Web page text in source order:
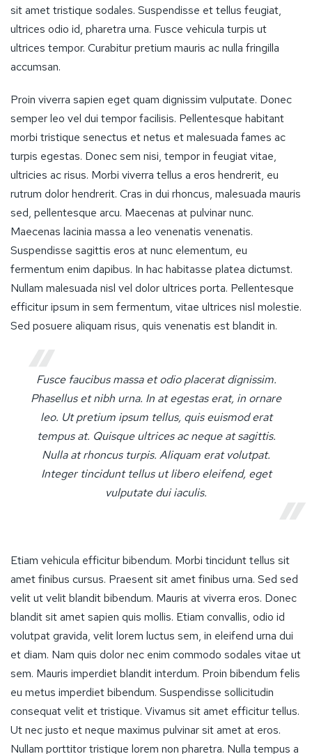
sit amet tristique sodales. Suspendisse et tellus feugiat,
ultrices odio id, pharetra urna. Fusce vehicula turpis ut
ultrices tempor. Curabitur pretium mauris ac nulla fringilla
accumsan.
Proin viverra sapien eget quam dignissim vulputate. Donec
semper leo vel dui tempor facilisis. Pellentesque habitant
morbi tristique senectus et netus et malesuada fames ac
turpis egestas. Donec sem nisi, tempor in feugiat vitae,
ultricies ac risus. Morbi viverra tellus a eros hendrerit, eu
rutrum dolor hendrerit. Cras in dui rhoncus, malesuada mauris
sed, pellentesque arcu. Maecenas at pulvinar nunc.
Maecenas lacinia massa a leo venenatis venenatis.
Suspendisse sagittis eros at nunc elementum, eu
fermentum enim dapibus. In hac habitasse platea dictumst.
Nullam malesuada nisl vel dolor ultrices porta. Pellentesque
efficitur ipsum in sem fermentum, vitae ultrices nisl molestie.
Sed posuere aliquam risus, quis venenatis est blandit in.
Fusce faucibus massa et odio placerat dignissim.
Phasellus et nibh urna. In at egestas erat, in ornare
leo. Ut pretium ipsum tellus, quis euismod erat
tempus at. Quisque ultrices ac neque at sagittis.
Nulla at rhoncus turpis. Aliquam erat volutpat.
Integer tincidunt tellus ut libero eleifend, eget
vulputate dui iaculis.
Etiam vehicula efficitur bibendum. Morbi tincidunt tellus sit
amet finibus cursus. Praesent sit amet finibus urna. Sed sed
velit ut velit blandit bibendum. Mauris at viverra eros. Donec
blandit sit amet sapien quis mollis. Etiam convallis, odio id
volutpat gravida, velit lorem luctus sem, in eleifend urna dui
et diam. Nam quis dolor nec enim commodo sodales vitae ut
sem. Mauris imperdiet blandit interdum. Proin bibendum felis
eu metus imperdiet bibendum. Suspendisse sollicitudin
consequat velit et tristique. Vivamus sit amet efficitur tellus.
Ut nec justo et neque maximus pulvinar sit amet at eros.
Nullam porttitor tristique lorem non pharetra. Nulla tempus a